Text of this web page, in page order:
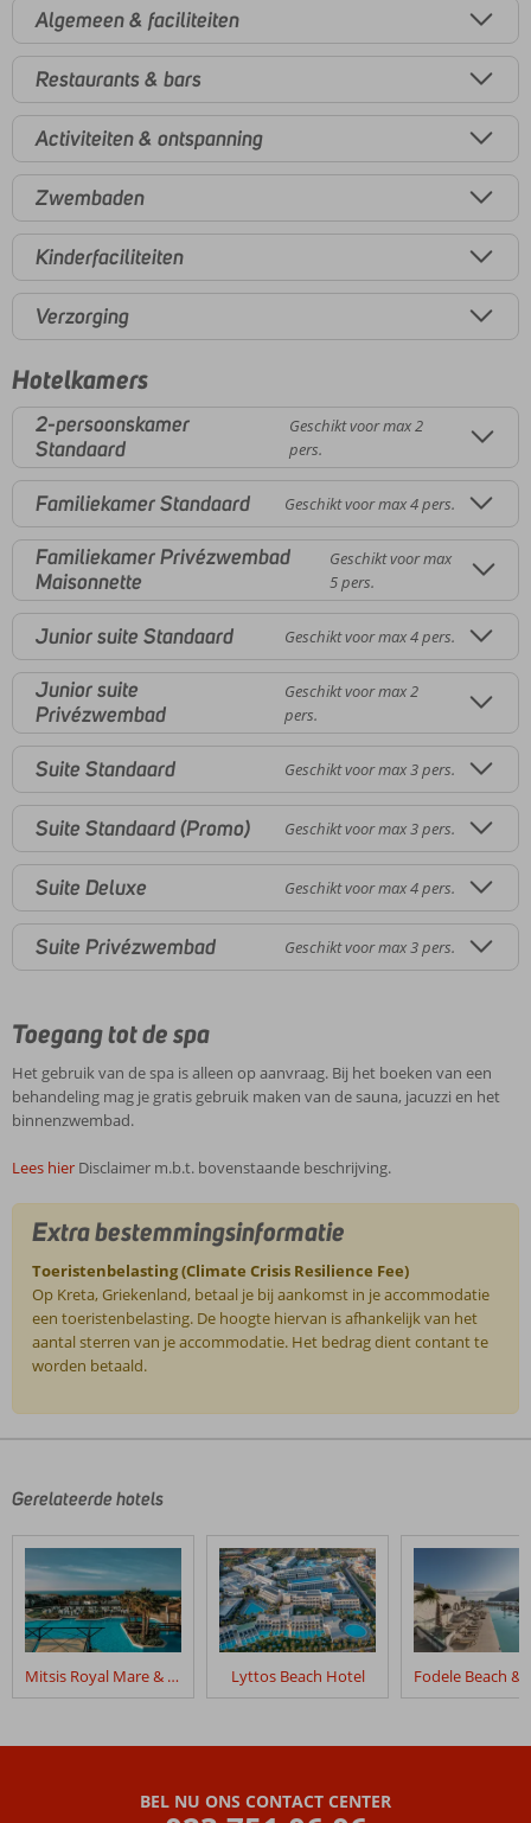
Algemeen & faciliteiten
Restaurants & bars
Activiteiten & ontspanning
Zwembaden
Kinderfaciliteiten
Verzorging
Hotelkamers
2-persoonskamer
Standaard
Geschikt voor max 2
pers.
Familiekamer Standaard Geschikt voor max 4 pers.
Familiekamer Privézwembad
Maisonnette
Geschikt voor max
5 pers.
Junior suite Standaard Geschikt voor max 4 pers.
Junior suite
Privézwembad
Geschikt voor max 2
pers.
Suite Standaard Geschikt voor max 3 pers.
Suite Standaard (Promo) Geschikt voor max 3 pers.
Suite Deluxe Geschikt voor max 4 pers.
Suite Privézwembad Geschikt voor max 3 pers.
Toegang tot de spa
Het gebruik van de spa is alleen op aanvraag. Bij het boeken van een
behandeling mag je gratis gebruik maken van de sauna, jacuzzi en het
binnenzwembad.
Lees hier Disclaimer m.b.t. bovenstaande beschrijving.
Extra bestemmingsinformatie
Toeristenbelasting (Climate Crisis Resilience Fee)
Op Kreta, Griekenland, betaal je bij aankomst in je accommodatie
een toeristenbelasting. De hoogte hiervan is afhankelijk van het
aantal sterren van je accommodatie. Het bedrag dient contant te
worden betaald.
door
klanten
geschreven
na
hun
verblijf
RG
Beoordelingen
Gerelateerde hotels
Mitsis Royal Mare & Thalasso Resort Lyttos Beach Hotel
BEL NU ONS CONTACT CENTER